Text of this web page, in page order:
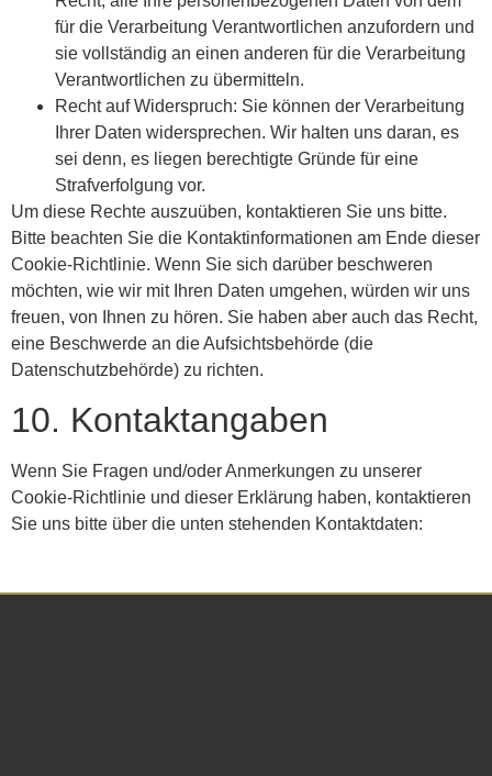
für die Verarbeitung Verantwortlichen anzufordern und
sie vollständig an einen anderen für die Verarbeitung
Verantwortlichen zu übermitteln.
Recht auf Widerspruch: Sie können der Verarbeitung
Ihrer Daten widersprechen. Wir halten uns daran, es
sei denn, es liegen berechtigte Gründe für eine
Strafverfolgung vor.
Um diese Rechte auszuüben, kontaktieren Sie uns bitte.
Bitte beachten Sie die Kontaktinformationen am Ende dieser
Cookie-Richtlinie. Wenn Sie sich darüber beschweren
möchten, wie wir mit Ihren Daten umgehen, würden wir uns
freuen, von Ihnen zu hören. Sie haben aber auch das Recht,
eine Beschwerde an die Aufsichtsbehörde (die
Datenschutzbehörde) zu richten.
10. Kontaktangaben
Wenn Sie Fragen und/oder Anmerkungen zu unserer
Cookie-Richtlinie und dieser Erklärung haben, kontaktieren
Sie uns bitte über die unten stehenden Kontaktdaten: